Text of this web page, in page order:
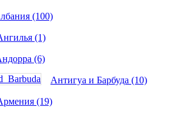
(100)
(1)
(6)
Антигуа и Барбуда (10)
(19)